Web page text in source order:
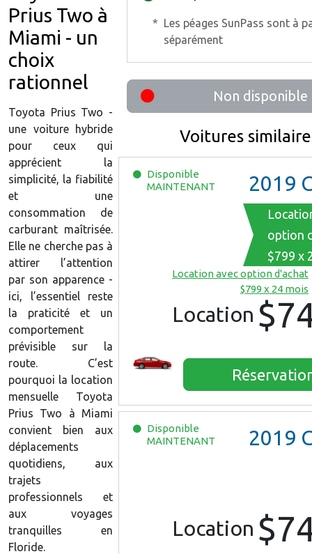
* Les péages SunPass sont à
séparément
Non disponible
Voitures
Disponible
MAINTENANT
2019
option
$799 x
Location avec option d'achat
$799 x 24 mois
Location
Disponible
MAINTENANT
2019
Location
Prius Two à
Miami - un
choix
rationnel
Toyota Prius Two -
une voiture hybride
pour ceux qui
apprécient la
simplicité, la fiabilité
et une
consommation de
carburant maîtrisée.
Elle ne cherche pas à
attirer l’attention
par son apparence -
ici, l’essentiel reste
la praticité et un
comportement
prévisible sur la
route. C’est
pourquoi la location
mensuelle Toyota
Prius Two à Miami
convient bien aux
déplacements
quotidiens, aux
trajets
professionnels et
aux voyages
tranquilles en
Floride.